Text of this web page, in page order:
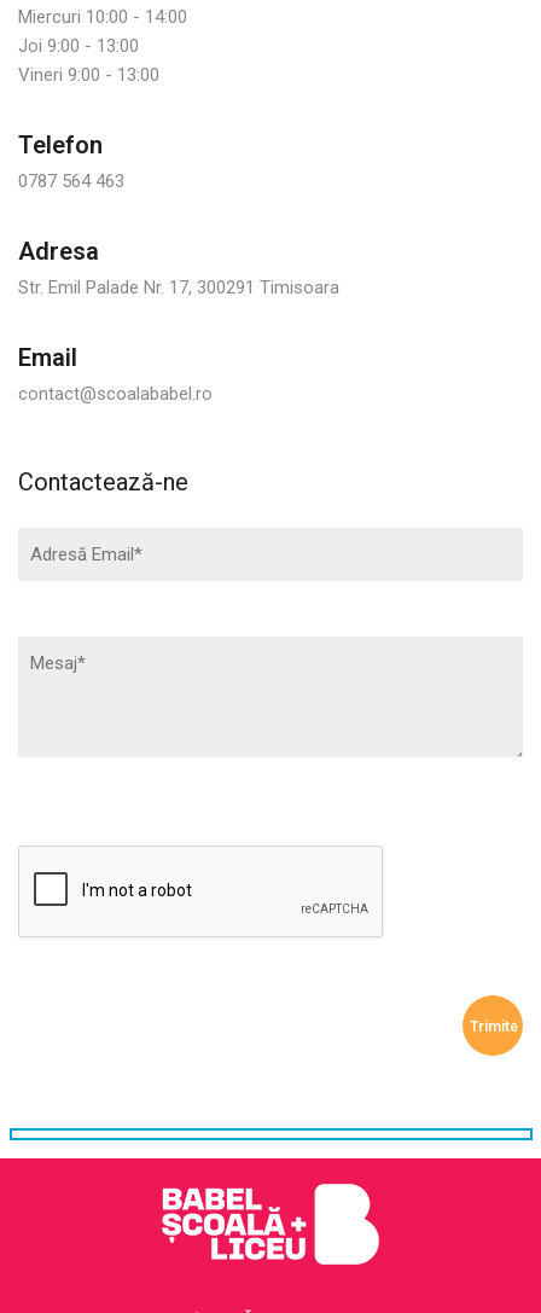
Miercuri 10:00 - 14:00
Joi 9:00 - 13:00
Vineri 9:00 - 13:00
Telefon
0787 564 463
Adresa
Str. Emil Palade Nr. 17, 300291 Timisoara
Email
contact@scoalababel.ro
Contactează-ne